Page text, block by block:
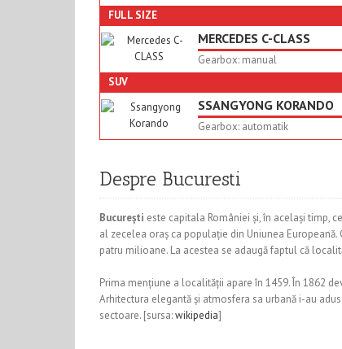
FULL SIZE
MERCEDES C-CLASS
Gearbox: manual
SUV
SSANGYONG KORANDO
Gearbox: automatik
Despre Bucuresti
București este capitala României și, în același timp,
al zecelea oraș ca populație din Uniunea
patru milioane. La acestea se adaugă faptul că
Prima mențiune a localității apare în 1459. În 1862
Arhitectura elegantă și atmosfera sa urbană i-au
sectoare. [sursa:wikipedia]